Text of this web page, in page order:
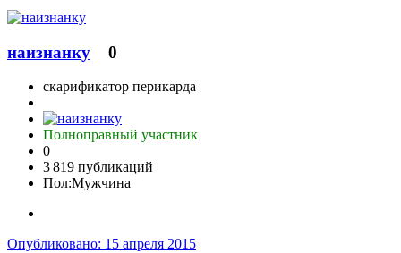
наизнанку 0
скарификатор перикарда
Полноправный участник
0
3 819 публикаций
Пол:Мужчина
Опубликовано: 15 апреля 2015